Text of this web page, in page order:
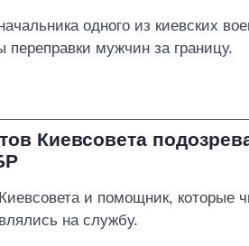
одного из киевских
переправки мужчин за границу.
Киевсовета
и помощник, которые
на службу.